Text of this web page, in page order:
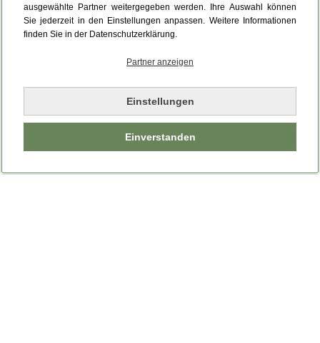
ausgewählte Partner weitergegeben werden. Ihre Auswahl können
Sie jederzeit in den Einstellungen anpassen. Weitere Informationen
finden Sie in der Datenschutzerklärung.
Partner anzeigen
Einstellungen
Einverstanden
Leider ist ein technischer Fehler aufgetreten.
Bitte laden Sie die Seite neu.